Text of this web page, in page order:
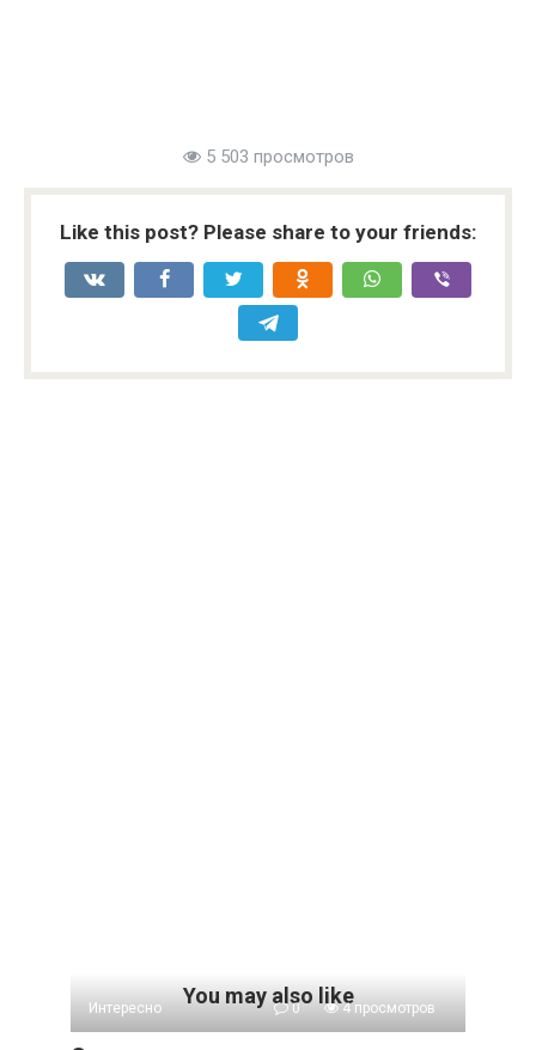
5 503 просмотров
Like this post? Please share to your friends:
You may also like
Интересно 0 4 просмотров